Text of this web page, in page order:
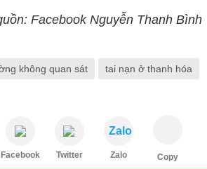
Facebook Nguyễn Thanh Bình
không quan sát tai nạn ở thanh hóa
Facebook Twitter
Zalo
Zalo Copy